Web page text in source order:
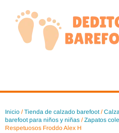
contenido
Inicio /Tienda de calzado barefoot/
barefoot para niños y niñas /Zapatos
Respetuosos Froddo Alex H